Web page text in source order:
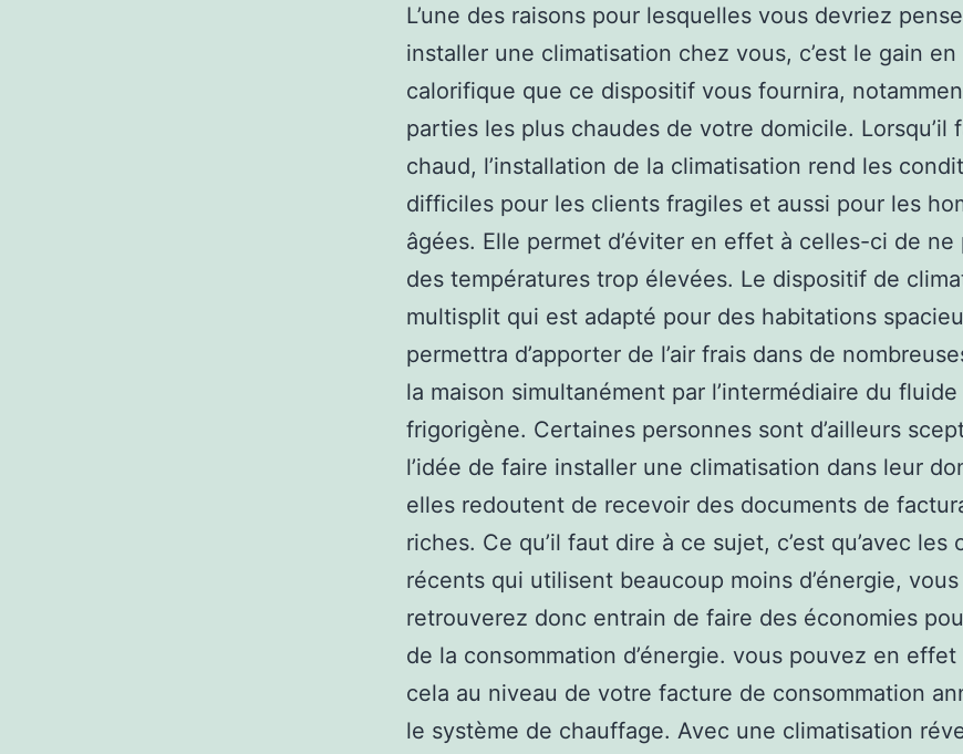
L’une des raisons pour lesquelles vous devriez
installer une climatisation chez vous, c’est le gain
calorifique que ce dispositif vous fournira,
parties les plus chaudes de votre domicile. Lorsqu’il
chaud, l’installation de la climatisation rend les
difficiles pour les clients fragiles et aussi pour les
âgées. Elle permet d’éviter en effet à celles-ci de ne
des températures trop élevées. Le dispositif de
multisplit qui est adapté pour des habitations
permettra d’apporter de l’air frais dans de
la maison simultanément par l’intermédiaire du fluide
frigorigène. Certaines personnes sont d’ailleurs
l’idée de faire installer une climatisation dans leur
elles redoutent de recevoir des documents de
riches. Ce qu’il faut dire à ce sujet, c’est qu’avec les
récents qui utilisent beaucoup moins d’énergie,
retrouverez donc entrain de faire des économies
de la consommation d’énergie. vous pouvez en
cela au niveau de votre facture de consommation
le système de chauffage. Avec une climatisation